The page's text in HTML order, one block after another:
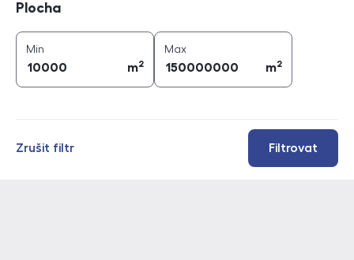
Plocha
Min
m2
Maxplocha (
m2
Filtrovat
Zrušit filtr